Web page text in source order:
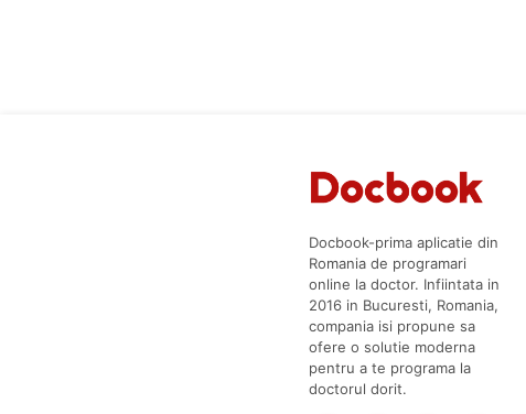
Docbook-prima aplicatie din
Romania de programari
online la doctor. Infiintata in
2016 in Bucuresti, Romania,
compania isi propune sa
ofere o solutie moderna
pentru a te programa la
doctorul dorit.